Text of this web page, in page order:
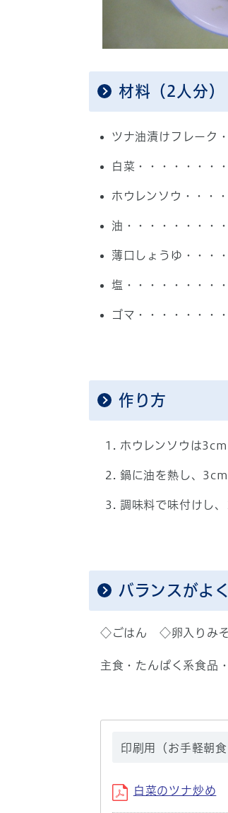
材料（2人分）
ツナ油漬けフレーク
白菜・・・・・・・
ホウレンソウ・・・
油・・・・・・・・
薄口しょうゆ・・・
塩・・・・・・・・
ゴマ・・・・・・・
作り方
ホウレンソウは
鍋に油を熱し、
調味料で味付けし、
バランスがよ
◇ごはん ◇卵入りみ
主食・たんぱく系食品
印刷用（お手軽朝食
白菜のツナ炒め